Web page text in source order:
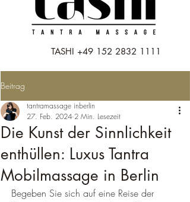
TASHI +49 152 2832 1111
Beitrag
Die Kunst der Sinnlichkeit
enthüllen: Luxus Tantra
Mobilmassage in Berlin
tantramassage inberlin
27. Feb. 2024 2 Min. Lesezeit
Begeben Sie sich auf eine Reise der